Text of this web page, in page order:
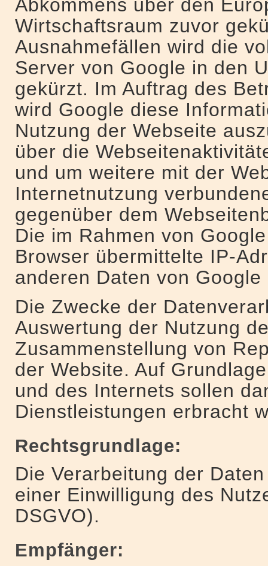
Abkommens über den
Wirtschaftsraum zuvor
Ausnahmefällen wird die
Server von Google in den
gekürzt. Im Auftrag des
wird Google diese
Nutzung der Webseite
über die
und um weitere mit der
Internetnutzung
gegenüber dem
Die im Rahmen von
Browser übermittelte IP-
anderen Daten von
Die Zwecke der
Auswertung der Nutzung
Zusammenstellung von
der Website. Auf
und des Internets sollen
Dienstleistungen erbracht
Rechtsgrundlage:
Die Verarbeitung der
einer Einwilligung des
DSGVO).
Empfänger: